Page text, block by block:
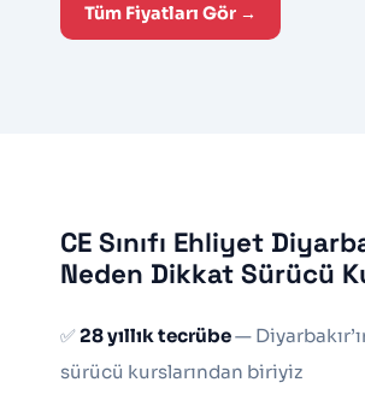
Tüm Fiyatları Gör →
CE Sınıfı Ehliyet
Neden Dikkat Sürücü
✅28 yıllık tecrübe—
sürücü kurslarından biriyiz